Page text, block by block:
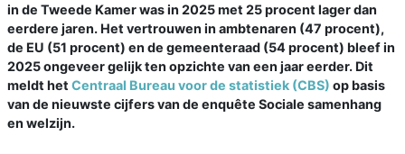
in de Tweede Kamer was in 2025 met 25 procent lager dan
eerdere jaren. Het vertrouwen in ambtenaren (47 procent),
de EU (51 procent) en de gemeenteraad (54 procent) bleef in
2025 ongeveer gelijk ten opzichte van een jaar eerder. Dit
meldt het Centraal Bureau voor de statistiek (CBS) op basis
van de nieuwste cijfers van de enquête Sociale samenhang
en welzijn.